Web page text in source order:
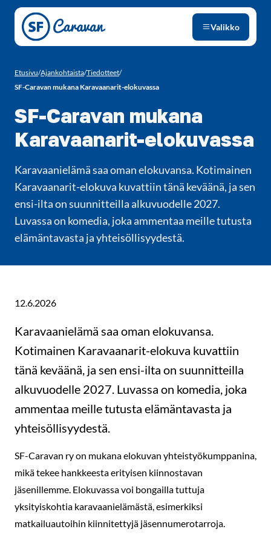
Siirry sivun sisältöön
Valikko
Etusivu/Ajankohtaista/Tiedotteet/
SF-Caravan mukana Karavaanarit-elokuvassa
SF-Caravan mukana
Karavaanarit-elokuvassa
Karavaanielämä saa oman elokuvansa. Kotimainen
Karavaanarit-elokuva kuvattiin tänä keväänä, ja sen
ensi-ilta on suunnitteilla alkuvuodelle 2027.
Luvassa on komedia, joka ammentaa meille tutusta
elämäntavasta ja yhteisöllisyydestä.
12.6.2026
Karavaanielämä saa oman elokuvansa.
Kotimainen Karavaanarit-elokuva kuvattiin
tänä keväänä, ja sen ensi-ilta on suunnitteilla
alkuvuodelle 2027. Luvassa on komedia, joka
ammentaa meille tutusta elämäntavasta ja
yhteisöllisyydestä.
SF-Caravan ry on mukana elokuvan yhteistyökumppanina,
mikä tekee hankkeesta erityisen kiinnostavan
jäsenillemme. Elokuvassa voi bongailla tuttuja
yksityiskohtia karavaanielämästä, esimerkiksi
matkailuautoihin kiinnitettyjä jäsennumerotarroja.